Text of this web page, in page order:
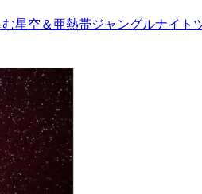
星空＆亜熱帯ジャングルナイト